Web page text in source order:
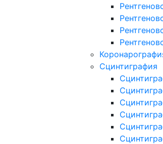
Сцинтиграфия